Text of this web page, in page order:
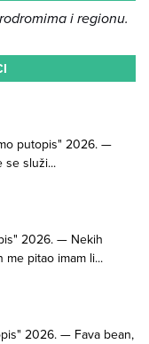
i regionu.
putopis" 2026. —
se služi...
2026. — Nekih
me pitao imam li...
2026. — Fava bean,